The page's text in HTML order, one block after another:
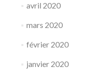
avril 2020
mars 2020
février 2020
janvier 2020